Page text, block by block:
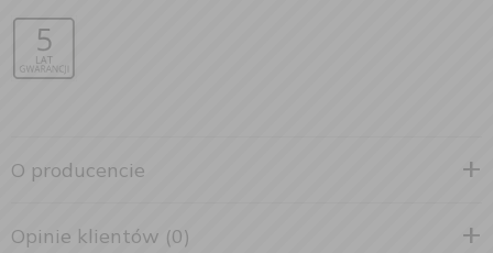
O producencie
Opinie klientów (0)